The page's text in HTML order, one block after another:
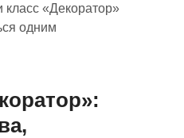
класс «Декоратор»
одним